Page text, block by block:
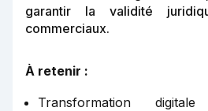
garantir la validité
commerciaux.
À retenir :
Transformation